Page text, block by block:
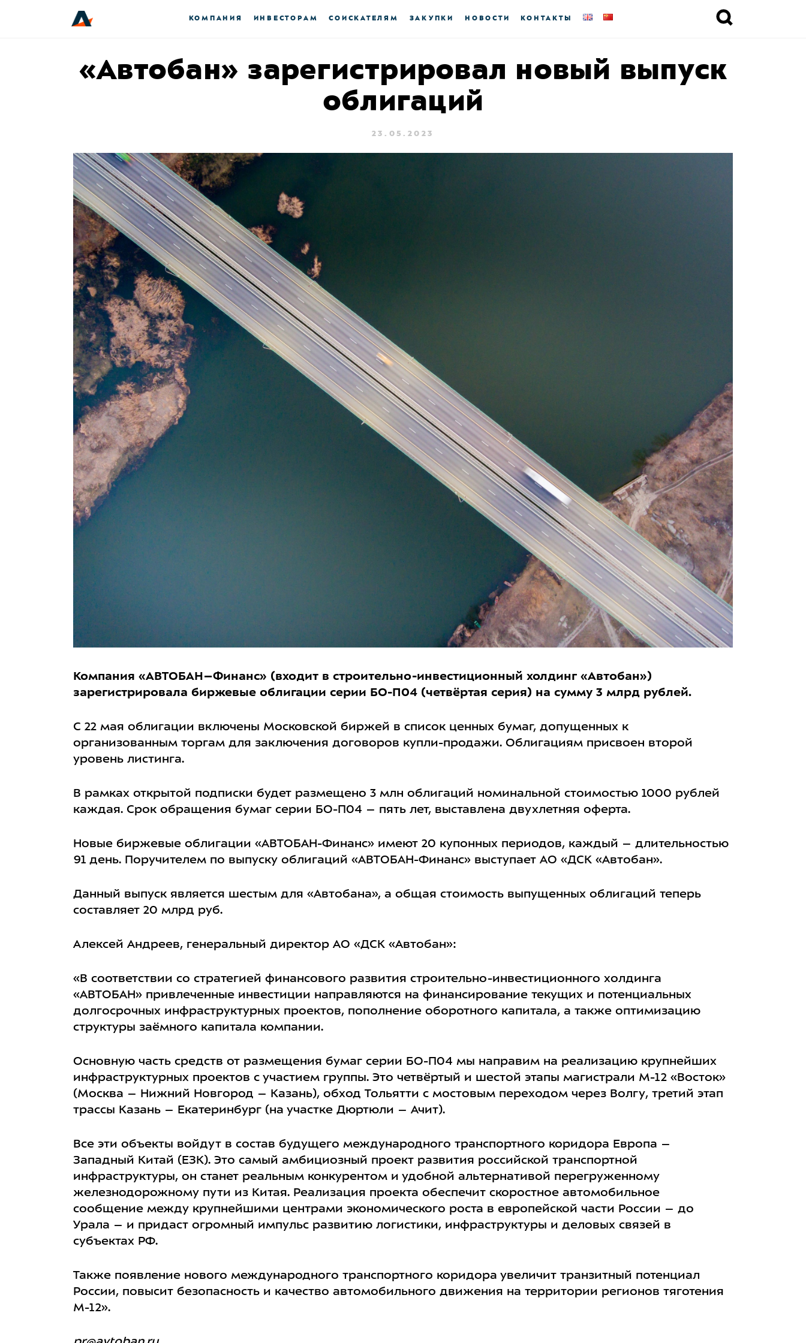
КОМПАНИЯ ИНВЕСТОРАМ СОИСКАТЕЛЯМ ЗАКУПКИ НОВОСТИ КОНТАКТЫ
«Автобан» зарегистрировал новый выпуск
облигаций
23.05.2023
Компания «АВТОБАН–Финанс» (входит в строительно-инвестиционный холдинг «Автобан»)
зарегистрировала биржевые облигации серии БО-П04 (четвёртая серия) на сумму 3 млрд рублей.
С 22 мая облигации включены Московской биржей в список ценных бумаг, допущенных к
организованным торгам для заключения договоров купли-продажи. Облигациям присвоен второй
уровень листинга.
В рамках открытой подписки будет размещено 3 млн облигаций номинальной стоимостью 1000 рублей
каждая. Срок обращения бумаг серии БО-П04 – пять лет, выставлена двухлетняя оферта.
Новые биржевые облигации «АВТОБАН-Финанс» имеют 20 купонных периодов, каждый – длительностью
91 день. Поручителем по выпуску облигаций «АВТОБАН-Финанс» выступает АО «ДСК «Автобан».
Данный выпуск является шестым для «Автобана», а общая стоимость выпущенных облигаций теперь
составляет 20 млрд руб.
Алексей Андреев, генеральный директор АО «ДСК «Автобан»:
«В соответствии со стратегией финансового развития строительно-инвестиционного холдинга
«АВТОБАН» привлеченные инвестиции направляются на финансирование текущих и потенциальных
долгосрочных инфраструктурных проектов, пополнение оборотного капитала, а также оптимизацию
структуры заёмного капитала компании.
Основную часть средств от размещения бумаг серии БО-П04 мы направим на реализацию крупнейших
инфраструктурных проектов с участием группы. Это четвёртый и шестой этапы магистрали М-12 «Восток»
(Москва – Нижний Новгород – Казань), обход Тольятти с мостовым переходом через Волгу, третий этап
трассы Казань – Екатеринбург (на участке Дюртюли – Ачит).
Все эти объекты войдут в состав будущего международного транспортного коридора Европа –
Западный Китай (ЕЗК). Это самый амбициозный проект развития российской транспортной
инфраструктуры, он станет реальным конкурентом и удобной альтернативой перегруженному
железнодорожному пути из Китая. Реализация проекта обеспечит скоростное автомобильное
сообщение между крупнейшими центрами экономического роста в европейской части России – до
Урала – и придаст огромный импульс развитию логистики, инфраструктуры и деловых связей в
субъектах РФ.
Также появление нового международного транспортного коридора увеличит транзитный потенциал
России, повысит безопасность и качество автомобильного движения на территории регионов тяготения
М-12».